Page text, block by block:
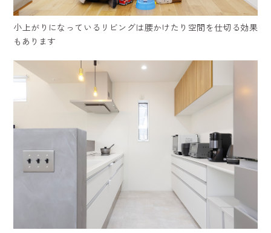
小上がりになっているリビングは腰かけたり空間を仕切る効果
もあります